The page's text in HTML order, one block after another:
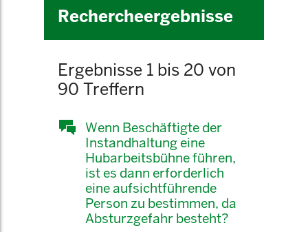
Rechercheergebnisse
Ergebnisse 1 bis 20 von
90 Treffern
Wenn Beschäftigte der
Instandhaltung eine
Hubarbeitsbühne führen,
ist es dann erforderlich
eine aufsichtführende
Person zu bestimmen, da
Absturzgefahr besteht?